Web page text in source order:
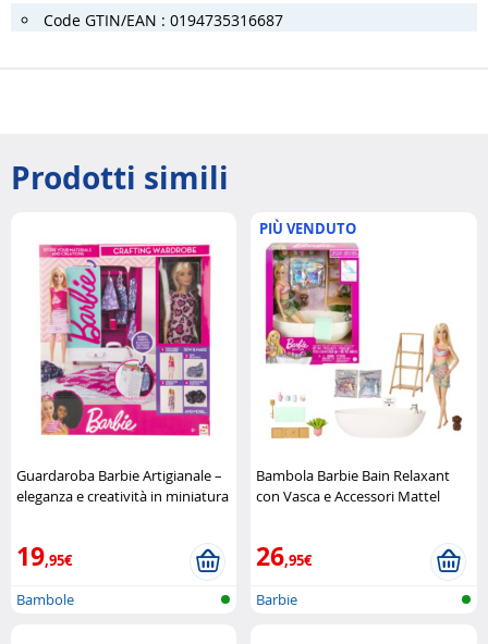
Code GTIN/EAN : 0194735316687
Prodotti simili
Guardaroba Barbie Artigianale –
eleganza e creatività in miniatura
19,95€
Bambole
PIÙ VENDUTO
Bambola Barbie Bain Relaxant
con Vasca e Accessori Mattel
26,95€
Barbie